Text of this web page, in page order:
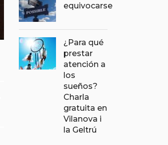
equivocarse
¿Para qué
prestar
atención a
los
sueños?
Charla
gratuita en
Vilanova i
la Geltrú